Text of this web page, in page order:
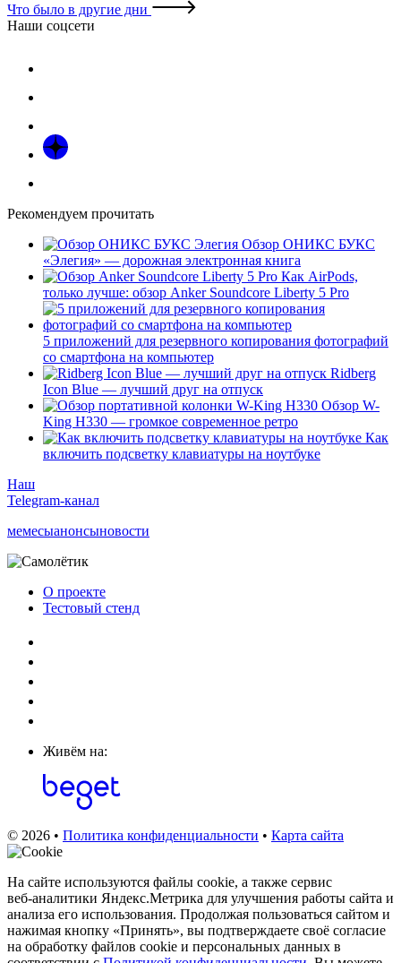
Что было в другие дни
Наши соцсети
Рекомендуем прочитать
Обзор ОНИКС БУКС
«Элегия» — дорожная электронная книга
Как AirPods,
только лучше: обзор Anker Soundcore Liberty 5 Pro
5 приложений для резервного копирования фотографий
со смартфона на компьютер
Ridberg
Icon Blue — лучший друг на отпуск
Обзор W-
King H330 — громкое современное ретро
Как
включить подсветку клавиатуры на ноутбуке
Наш
Telegram-канал
мемесыанонсыновости
О проекте
Тестовый стенд
Живём на:
© 2026 • Политика конфиденциальности • Карта сайта
На сайте используются файлы cookie, а также сервис
веб‑аналитики Яндекс.Метрика для улучшения работы сайта и
анализа его использования. Продолжая пользоваться сайтом и
нажимая кнопку «Принять», вы подтверждаете своё согласие
на обработку файлов cookie и персональных данных в